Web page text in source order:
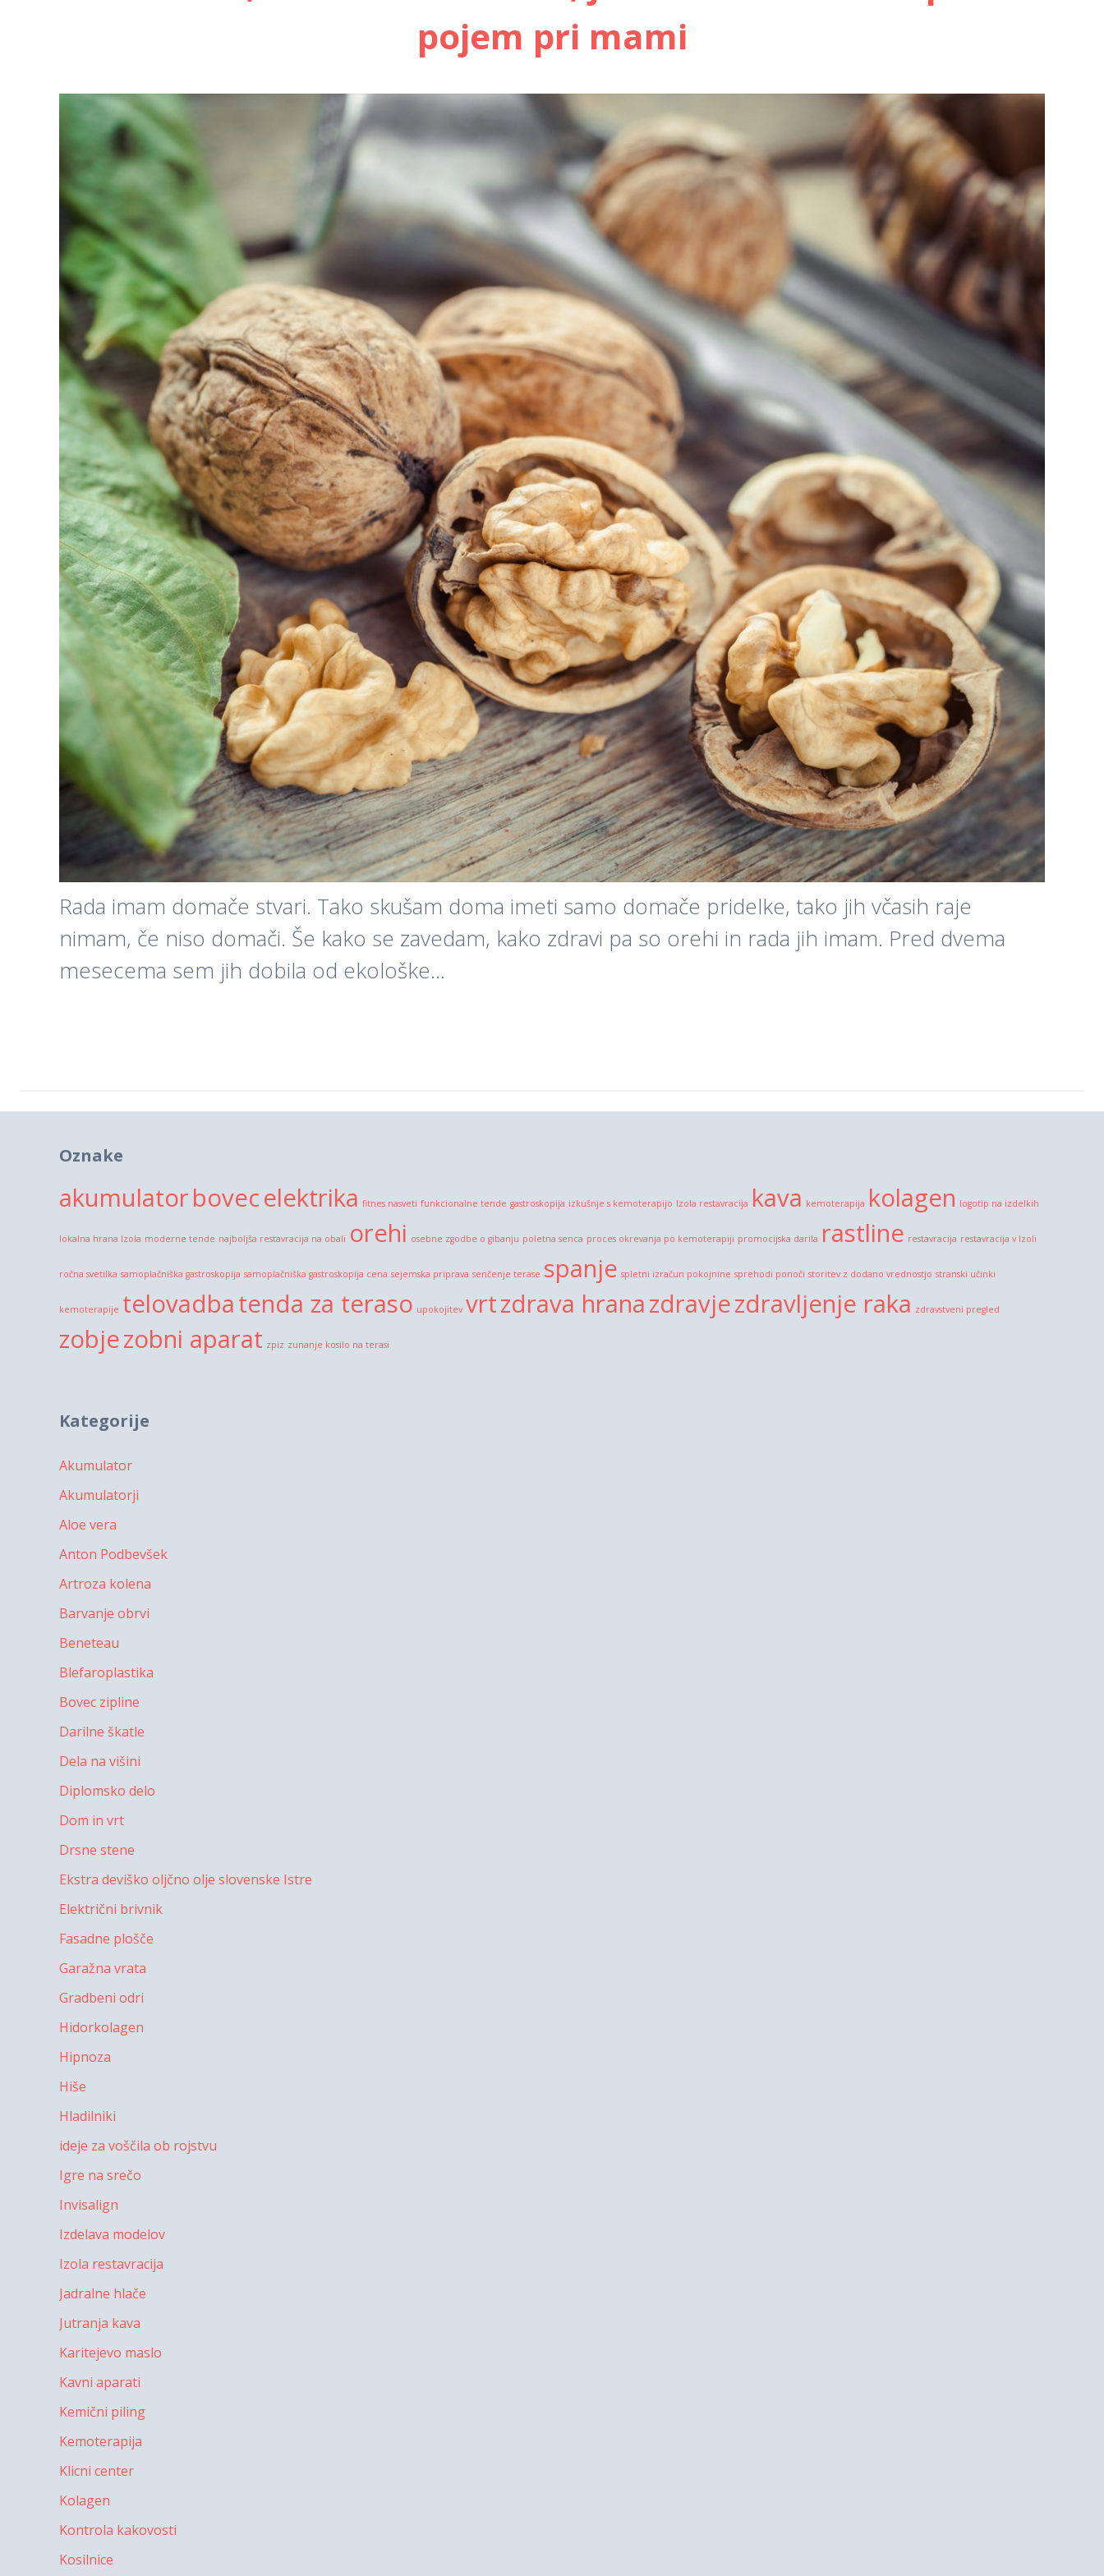
pojem pri mami
Rada imam domače stvari. Tako skušam doma imeti samo domače pridelke, tako jih včasih raje
nimam, če niso domači. Še kako se zavedam, kako zdravi pa so orehi in rada jih imam. Pred dvema
mesecema sem jih dobila od ekološke…
Oznake
akumulatorbovecelektrika fitnes nasveti funkcionalne tende gastroskopija izkušnje s kemoterapijo Izola restavracija kava kemoterapija kolagen logotip na izdelkih
lokalna hrana Izola moderne tende najboljša restavracija na obali orehi osebne zgodbe o gibanju poletna senca proces okrevanja po kemoterapiji promocijska darila rastline restavracija restavracija v Izoli
ročna svetilka samoplačniška gastroskopija samoplačniška gastroskopija cena sejemska priprava senčenje terase spanje spletni izračun pokojnine sprehodi ponoči storitev z dodano vrednostjo stranski učinki
kemoterapije telovadbatenda za teraso upokojitev vrtzdrava hranazdravjezdravljenje raka zdravstveni pregled
zobjezobni aparat zpiz zunanje kosilo na terasi
Kategorije
Akumulator
Akumulatorji
Aloe vera
Anton Podbevšek
Artroza kolena
Barvanje obrvi
Beneteau
Blefaroplastika
Bovec zipline
Darilne škatle
Dela na višini
Diplomsko delo
Dom in vrt
Drsne stene
Ekstra deviško oljčno olje slovenske Istre
Električni brivnik
Fasadne plošče
Garažna vrata
Gradbeni odri
Hidorkolagen
Hipnoza
Hiše
Hladilniki
ideje za voščila ob rojstvu
Igre na srečo
Invisalign
Izdelava modelov
Izola restavracija
Jadralne hlače
Jutranja kava
Karitejevo maslo
Kavni aparati
Kemični piling
Kemoterapija
Klicni center
Kolagen
Kontrola kakovosti
Kosilnice